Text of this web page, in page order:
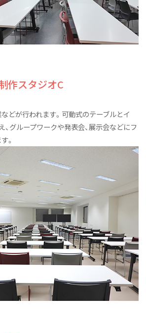
作スタジオC
どが行われます。可動式のテーブルとイ
、グループワークや発表会、展示会などにフ
。